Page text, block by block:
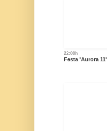
Festa 'Aurora 11'
22:00h